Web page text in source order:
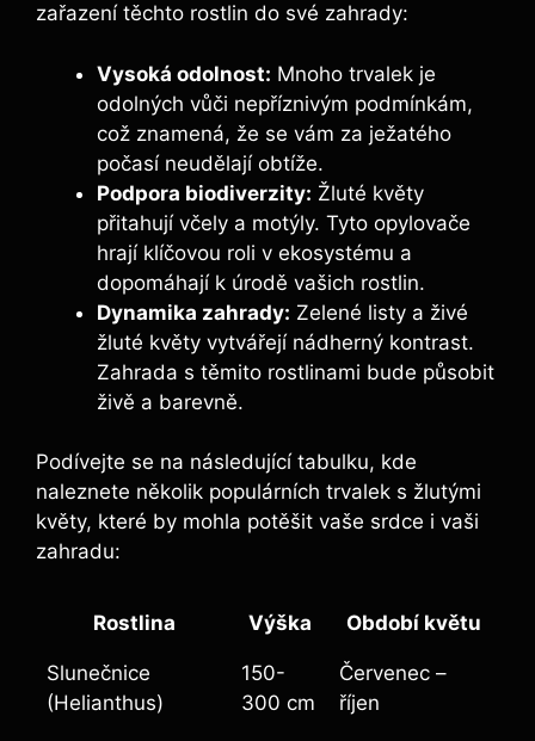
zařazení těchto rostlin do své zahrady:
Vysoká odolnost: Mnoho trvalek je
odolných vůči nepříznivým podmínkám,
což znamená, že se vám za ježatého
počasí neudělají obtíže.
Podpora biodiverzity: Žluté květy
přitahují včely a motýly. Tyto opylovače
hrají klíčovou roli v ekosystému a
dopomáhají k úrodě vašich rostlin.
Dynamika zahrady: Zelené listy a živé
žluté květy vytvářejí nádherný kontrast.
Zahrada s těmito rostlinami bude působit
živě a barevně.
Podívejte se na následující tabulku, kde
naleznete několik populárních trvalek s žlutými
květy, které by mohla potěšit vaše srdce i vaši
zahradu:
Rostlina Výška Období květu
Slunečnice
(Helianthus)
150-
300 cm
Červenec –
říjen